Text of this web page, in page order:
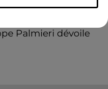
Palmieri dévoile